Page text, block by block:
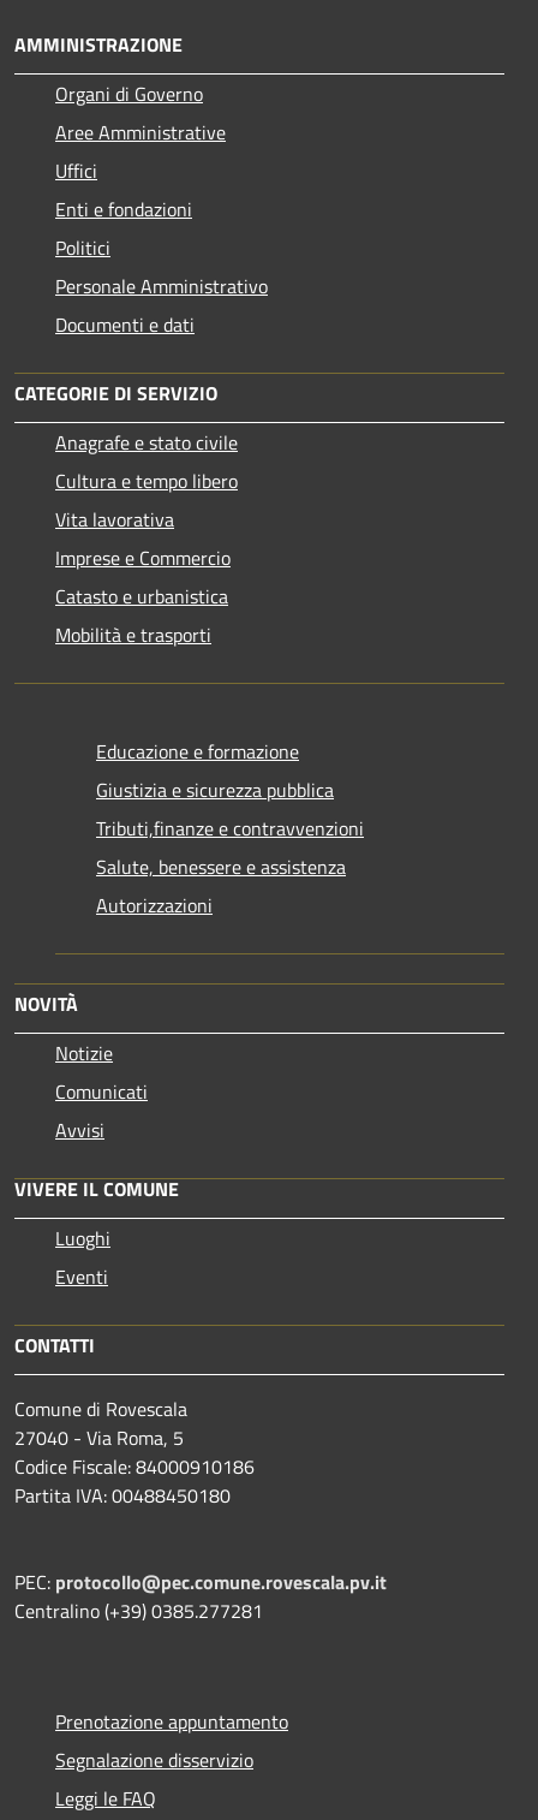
AMMINISTRAZIONE
Organi di Governo
Aree Amministrative
Uffici
Enti e fondazioni
Politici
Personale Amministrativo
Documenti e dati
CATEGORIE DI SERVIZIO
Anagrafe e stato civile
Cultura e tempo libero
Vita lavorativa
Imprese e Commercio
Catasto e urbanistica
Mobilità e trasporti
Educazione e formazione
Giustizia e sicurezza pubblica
Tributi,finanze e contravvenzioni
Salute, benessere e assistenza
Autorizzazioni
NOVITÀ
Notizie
Comunicati
Avvisi
VIVERE IL COMUNE
Luoghi
Eventi
CONTATTI
Comune di Rovescala
27040 - Via Roma, 5
Codice Fiscale: 84000910186
Partita IVA: 00488450180
PEC: protocollo@pec.comune.rovescala.pv.it
Centralino (+39) 0385.277281
Prenotazione appuntamento
Segnalazione disservizio
Leggi le FAQ